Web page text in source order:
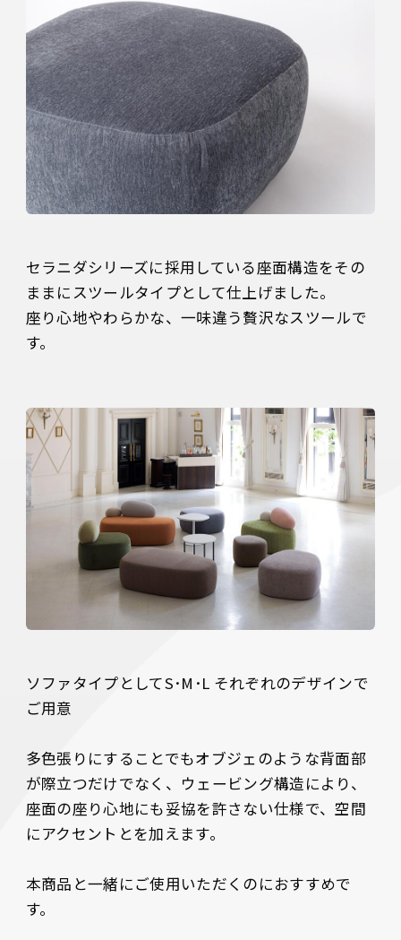
セラニダシリーズに採用している座面構造をその
ままにスツールタイプとして仕上げました。
座り心地やわらかな、一味違う贅沢なスツールで
す。
ソファタイプとしてS･M･L それぞれのデザインで
ご用意
多色張りにすることでもオブジェのような背面部
が際立つだけでなく、ウェービング構造により、
座面の座り心地にも妥協を許さない仕様で、空間
にアクセントとを加えます。
本商品と一緒にご使用いただくのにおすすめで